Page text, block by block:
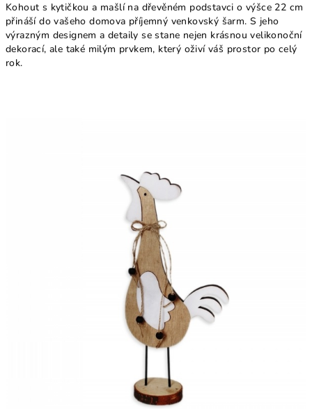
Kohout s kytičkou a mašlí na dřevěném podstavci o výšce 22 cm
přináší do vašeho domova příjemný venkovský šarm. S jeho
výrazným designem a detaily se stane nejen krásnou velikonoční
dekorací, ale také milým prvkem, který oživí váš prostor po celý
rok.